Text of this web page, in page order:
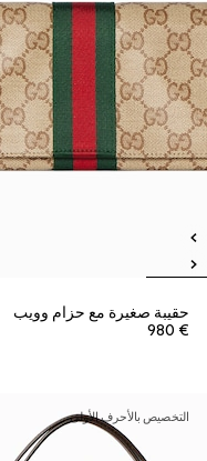
حقيبة صغيرة مع حزام وويب
€ 980
التخصيص بالأحرف الأولى